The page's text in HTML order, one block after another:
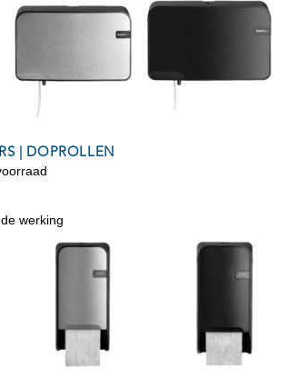
| DOPROLLEN
werking